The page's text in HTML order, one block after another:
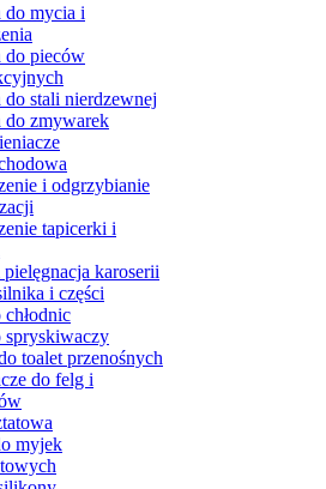
do mycia i
do pieców
do stali nierdzewnej
do zmywarek
i odgrzybianie
tapicerki i
karoserii
i części
chłodnic
spryskiwaczy
toalet przenośnych
do felg i
myjek